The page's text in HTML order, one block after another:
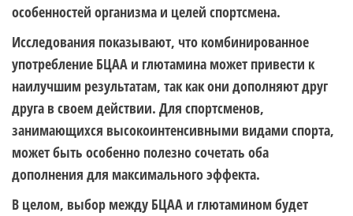
особенностей организма и целей спортсмена.
Исследования показывают, что комбинированное
употребление БЦАА и глютамина может привести к
наилучшим результатам, так как они дополняют друг
друга в своем действии. Для спортсменов,
занимающихся высокоинтенсивными видами спорта,
может быть особенно полезно сочетать оба
дополнения для максимального эффекта.
В целом, выбор между БЦАА и глютамином будет